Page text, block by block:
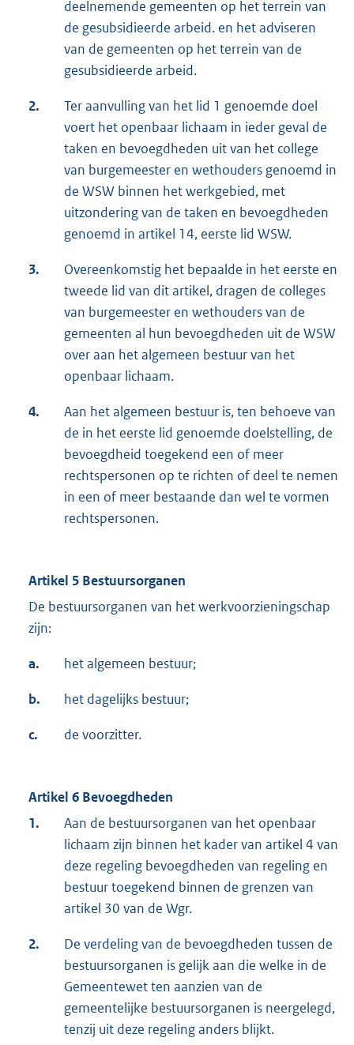
deelnemende gemeenten op het terrein van
de gesubsidieerde arbeid. en het adviseren
van de gemeenten op het terrein van de
gesubsidieerde arbeid.
2.
Ter aanvulling van het lid 1 genoemde doel
voert het openbaar lichaam in ieder geval de
taken en bevoegdheden uit van het college
van burgemeester en wethouders genoemd in
de WSW binnen het werkgebied, met
uitzondering van de taken en bevoegdheden
genoemd in artikel 14, eerste lid WSW.
3.
Overeenkomstig het bepaalde in het eerste en
tweede lid van dit artikel, dragen de colleges
van burgemeester en wethouders van de
gemeenten al hun bevoegdheden uit de WSW
over aan het algemeen bestuur van het
openbaar lichaam.
4.
Aan het algemeen bestuur is, ten behoeve van
de in het eerste lid genoemde doelstelling, de
bevoegdheid toegekend een of meer
rechtspersonen op te richten of deel te nemen
in een of meer bestaande dan wel te vormen
rechtspersonen.
Artikel 5 Bestuursorganen
De bestuursorganen van het werkvoorzieningschap
zijn:
a. het algemeen bestuur;
b. het dagelijks bestuur;
c. de voorzitter.
Artikel 6 Bevoegdheden
1.
Aan de bestuursorganen van het openbaar
lichaam zijn binnen het kader van artikel 4 van
deze regeling bevoegdheden van regeling en
bestuur toegekend binnen de grenzen van
artikel 30 van de Wgr.
2.
De verdeling van de bevoegdheden tussen de
bestuursorganen is gelijk aan die welke in de
Gemeentewet ten aanzien van de
gemeentelijke bestuursorganen is neergelegd,
tenzij uit deze regeling anders blijkt.